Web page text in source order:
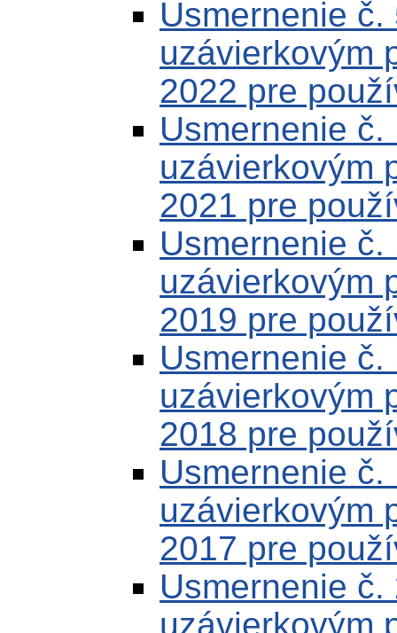
Usmernenie
uzávierkovým
2022 pre
Usmernenie
uzávierkovým
2021 pre
Usmernenie
uzávierkovým
2019 pre
Usmernenie
uzávierkovým
2018 pre
Usmernenie
uzávierkovým
2017 pre
Usmernenie
uzávierkovým